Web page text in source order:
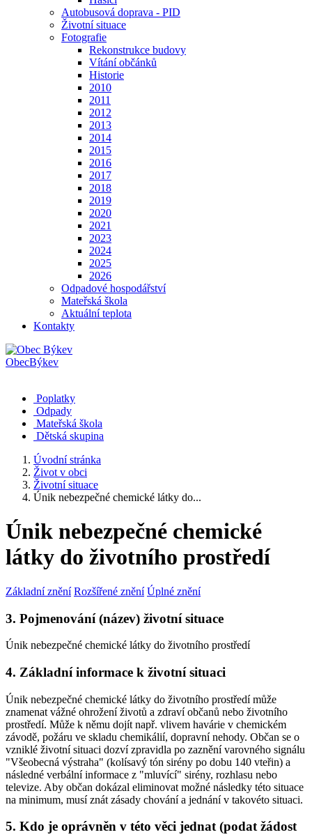
Autobusová doprava - PID
Životní situace
Fotografie
Rekonstrukce budovy
Vítání občánků
Historie
2010
2011
2012
2013
2014
2015
2016
2017
2018
2019
2020
2021
2023
2024
2025
2026
Odpadové hospodářství
Mateřská škola
Aktuální teplota
Kontakty
ObecBýkev
Poplatky
Odpady
Mateřská škola
Dětská skupina
Úvodní stránka
Život v obci
Životní situace
Únik nebezpečné chemické látky do...
Únik nebezpečné chemické
látky do životního prostředí
Základní znění Rozšířené znění Úplné znění
3. Pojmenování (název) životní situace
Únik nebezpečné chemické látky do životního prostředí
4. Základní informace k životní situaci
Únik nebezpečné chemické látky do životního prostředí může
znamenat vážné ohrožení životů a zdraví občanů nebo životního
prostředí. Může k němu dojít např. vlivem havárie v chemickém
závodě, požáru ve skladu chemikálií, dopravní nehody. Občan se o
vzniklé životní situaci dozví zpravidla po zaznění varovného signálu
"Všeobecná výstraha" (kolísavý tón sirény po dobu 140 vteřin) a
následné verbální informace z "mluvící" sirény, rozhlasu nebo
televize. Aby občan dokázal eliminovat možné následky této situace
na minimum, musí znát zásady chování a jednání v takovéto situaci.
5. Kdo je oprávněn v této věci jednat (podat žádost